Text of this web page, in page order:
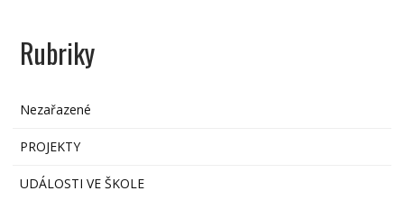
Rubriky
Nezařazené
PROJEKTY
UDÁLOSTI VE ŠKOLE